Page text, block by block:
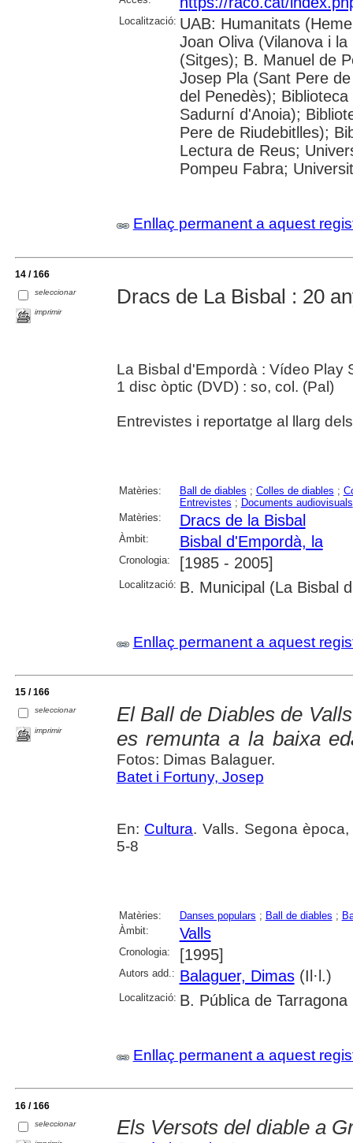
Localització: UAB: Humanitats
Joan Oliva (Vilanova i
(Sitges); B. Manuel de
Josep Pla (Sant Pere
del Penedès);
Sadurní d'Anoia);
Pere de Riudebitlles);
Lectura de Reus;
Pompeu Fabra;
Enllaç permanent a aquest
14 / 166
seleccionar
imprimir
Dracs de La Bisbal : 20
La Bisbal d'Empordà : Vídeo Play
1 disc òptic (DVD) : so, col. (Pal)
Entrevistes i reportatge al llarg
Matèries: Ball de diables ; Colles de diables ;
Entrevistes ; Documents audiovisuals
Matèries:
Dracs de la Bisbal
Àmbit: Bisbal d'Empordà, la
Cronologia: [1985 - 2005]
Localització: B. Municipal (La Bisbal
Enllaç permanent a aquest
15 / 166
seleccionar
imprimir
El Ball de Diables de
es remunta a la baixa
Fotos: Dimas Balaguer.
Batet i Fortuny, Josep
En: Cultura. Valls. Segona
5-8
Matèries: Danses populars ; Ball de diables ;
Àmbit:
Valls
Cronologia: [1995]
Autors add.: Balaguer, Dimas(Il·l.)
Localització: B. Pública de Tarragona
Enllaç permanent a aquest
16 / 166
seleccionar Els Versots del diable a